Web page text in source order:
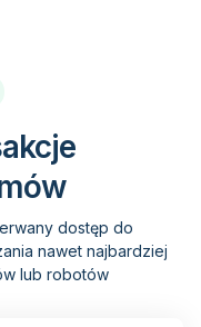
dostęp do
nawet najbardziej
lub robotów